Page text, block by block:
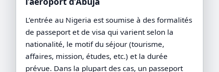
L’entrée au Nigeria est soumise à des formalités
de passeport et de visa qui varient selon la
nationalité, le motif du séjour (tourisme,
affaires, mission, études, etc.) et la durée
prévue. Dans la plupart des cas, un passeport